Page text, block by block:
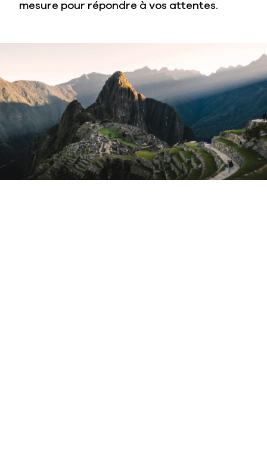
mesure pour répondre à vos attentes.